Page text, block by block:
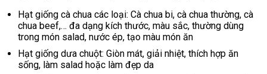
Hạt giống cà chua các loại: Cà chua bi, cà chua thường, cà
chua beef,… đa dạng kích thước, màu sắc, thường dùng
trong món salad, nước ép, tạo màu món ăn
Hạt giống dưa chuột: Giòn mát, giải nhiệt, thích hợp ăn
sống, làm salad hoặc làm đẹp da